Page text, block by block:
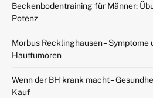
Beckenbodentraining für Männer:
Potenz
Morbus Recklinghausen – Symptome
Hauttumoren
Wenn der BH krank macht –
Kauf